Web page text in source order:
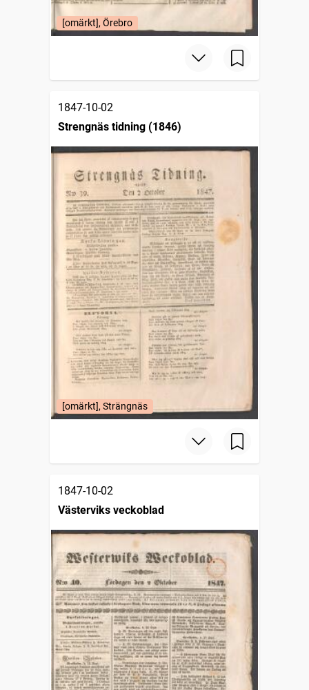
[omärkt], Örebro
1847-10-02
Strengnäs tidning (1846)
[omärkt], Strängnäs
1847-10-02
Västerviks veckoblad